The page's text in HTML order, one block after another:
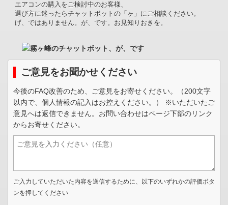
エアコンの購入をご検討中のお客様、
選び方に迷ったらチャットボットの「ヶ」にご相談ください。
げ、ではありません。が、です。お見知りおきを。
ご意見をお聞かせください
今後のFAQ改善のため、ご意見をお寄せください。（200文字
以内で、個人情報の記入はお控えください。） ※いただいたご
意見へは返信できません。お問い合わせはページ下部のリンク
からお寄せください。
ご入力していただいた内容を送信するために、以下のいずれかの評価ボタ
ンを押してください